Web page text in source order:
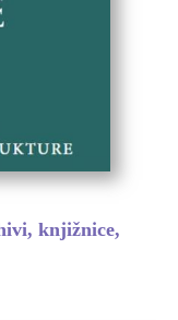
knjižnice,